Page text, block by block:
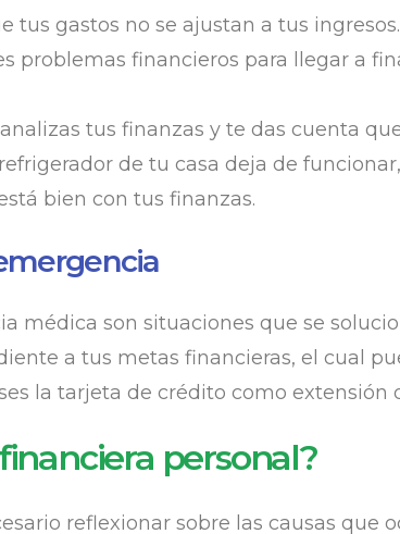
gastos no se ajustan a tus
problemas financieros para llegar a
tus finanzas y te das cuenta
de tu casa deja de
bien con tus finanzas.
médica son situaciones que se
a tus metas financieras, el cual
la tarjeta de crédito como
personal?
reflexionar sobre las causas que